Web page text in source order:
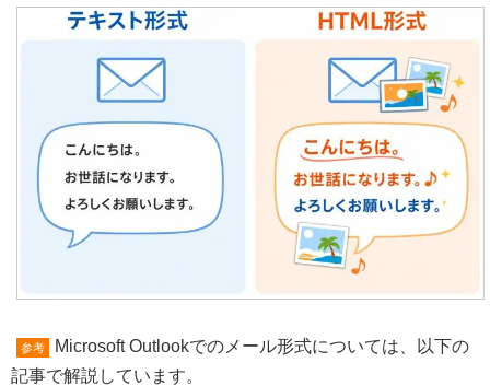
参考
Microsoft Outlookでのメール形式については、以下の
記事で解説しています。